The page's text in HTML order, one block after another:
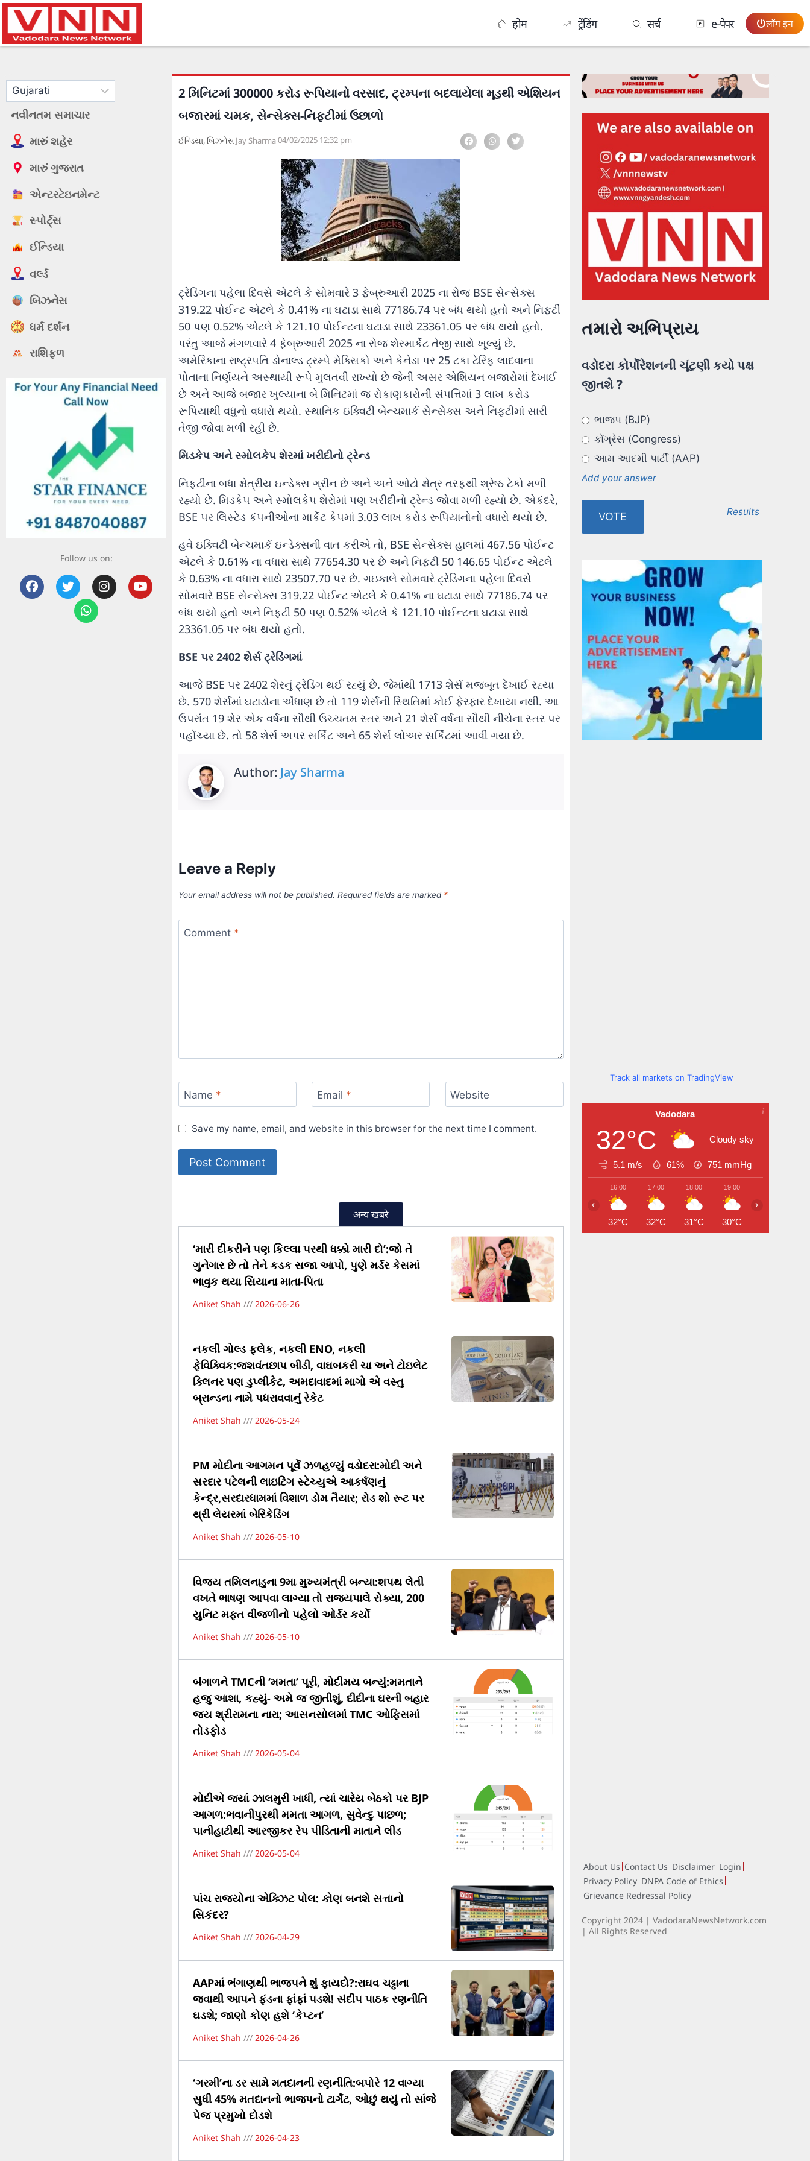
होम ट्रेंडिंग सर्च e-पेपर लॉग इन
નવીનતમ સમાચાર
મારું શહેર
મારું ગુજરાત
એન્ટરટેઇનમેન્ટ
સ્પોર્ટ્સ
ઈન્ડિયા
વર્લ્ડ
બિઝનેસ
ધર્મ દર્શન
રાશિફળ
Follow us on:
2 મિનિટમાં 300000 કરોડ રૂપિયાનો વરસાદ, ટ્રમ્પના બદલાયેલા મૂડથી એશિયન
બજારમાં ચમક, સેન્સેક્સ-નિફ્ટીમાં ઉછાળો
ઈન્ડિયા,બિઝનેસ Jay Sharma04/02/2025 12:32 pm
ટ્રેડિંગના પહેલા દિવસે એટલે કે સોમવારે 3 ફેબ્રુઆરી 2025 ના રોજ BSE સેન્સેક્સ
319.22 પોઈન્ટ એટલે કે 0.41% ના ઘટાડા સાથે 77186.74 પર બંધ થયો હતો અને નિફ્ટી
50 પણ 0.52% એટલે કે 121.10 પોઈન્ટના ઘટાડા સાથે 23361.05 પર બંધ થયો હતો.
પરંતુ આજે મંગળવારે 4 ફેબ્રુઆરી 2025 ના રોજ શેરમાર્કેટ તેજી સાથે ખૂલ્યું છે.
અમેરિકાના રાષ્ટ્રપતિ ડોનાલ્ડ ટ્રમ્પે મેક્સિકો અને કેનેડા પર 25 ટકા ટેરિફ લાદવાના
પોતાના નિર્ણયને અસ્થાયી રૂપે મુલતવી રાખ્યો છે જેની અસર એશિયન બજારોમાં દેખાઈ
છે અને આજે બજાર ખુલ્યાના બે મિનિટમાં જ રોકાણકારોની સંપત્તિમાં 3 લાખ કરોડ
રૂપિયાથી વધુનો વધારો થયો. સ્થાનિક ઇક્વિટી બેન્ચમાર્ક સેન્સેક્સ અને નિફ્ટીમાં સારી
તેજી જોવા મળી રહી છે.
મિડકેપ અને સ્મોલકેપ શેરમાં ખરીદીનો ટ્રેન્ડ
નિફ્ટીના બધા ક્ષેત્રીય ઇન્ડેક્સ ગ્રીન છે અને અને ઓટો ક્ષેત્ર તરફથી શ્રેષ્ઠ ટેકો મળી
રહ્યો છે. મિડકેપ અને સ્મોલકેપ શેરોમાં પણ ખરીદીનો ટ્રેન્ડ જોવા મળી રહ્યો છે. એકંદરે,
BSE પર લિસ્ટેડ કંપનીઓના માર્કેટ કેપમાં 3.03 લાખ કરોડ રૂપિયાનોનો વધારો થયો છે.
હવે ઇક્વિટી બેન્ચમાર્ક ઇન્ડેક્સની વાત કરીએ તો, BSE સેન્સેક્સ હાલમાં 467.56 પોઈન્ટ
એટલે કે 0.61% ના વધારા સાથે 77654.30 પર છે અને નિફ્ટી 50 146.65 પોઈન્ટ એટલે
કે 0.63% ના વધારા સાથે 23507.70 પર છે. ગઇકાલે સોમવારે ટ્રેડિંગના પહેલા દિવસે
સોમવારે BSE સેન્સેક્સ 319.22 પોઈન્ટ એટલે કે 0.41% ના ઘટાડા સાથે 77186.74 પર
બંધ થયો હતો અને નિફ્ટી 50 પણ 0.52% એટલે કે 121.10 પોઈન્ટના ઘટાડા સાથે
23361.05 પર બંધ થયો હતો.
BSE પર 2402 શેર્સ ટ્રેડિંગમાં
આજે BSE પર 2402 શેરનું ટ્રેડિંગ થઈ રહ્યું છે. જેમાંથી 1713 શેર્સ મજબૂત દેખાઈ રહ્યા
છે. 570 શેર્સમાં ઘટાડોના એંધાણ છે તો 119 શેર્સની સ્થિતિમાં કોઈ ફેરફાર દેખાયા નથી. આ
ઉપરાંત 19 શેર એક વર્ષના સૌથી ઉચ્ચતમ સ્તર અને 21 શેર્સ વર્ષના સૌથી નીચેના સ્તર પર
પહોંચ્યા છે. તો 58 શેર્સ અપર સર્કિટ અને 65 શેર્સ લોઅર સર્કિટમાં આવી ગયા છે.
Author: Jay Sharma
Leave a Reply
Your email address will not be published. Required fields are marked *
Comment *
Name * Email * Website
Save my name, email, and website in this browser for the next time I comment.
अन्य खबरे
‘મારી દીકરીને પણ કિલ્લા પરથી ધક્કો મારી દો’:જો તે
ગુનેગાર છે તો તેને કડક સજા આપો, પુણે મર્ડર કેસમાં
ભાવુક થયા સિયાના માતા-પિતા
Aniket Shah 2026-06-26
નકલી ગોલ્ડ ફ્લેક, નકલી ENO, નકલી
ફેવિક્વિક:જશવંતછાપ બીડી, વાઘબકરી ચા અને ટોઇલેટ
ક્લિનર પણ ડુપ્લીકેટ, અમદાવાદમાં માગો એ વસ્તુ
બ્રાન્ડના નામે પધરાવવાનું રેકેટ
Aniket Shah 2026-05-24
PM મોદીના આગમન પૂર્વે ઝળહળ્યું વડોદરા:મોદી અને
સરદાર પટેલની લાઇટિંગ સ્ટેચ્યુએ આકર્ષણનું
કેન્દ્ર,સરદારધામમાં વિશાળ ડોમ તૈયાર; રોડ શો રૂટ પર
થ્રી લેયરમાં બેરિકેડિંગ
Aniket Shah 2026-05-10
વિજય તમિલનાડુના 9મા મુખ્યમંત્રી બન્યા:શપથ લેતી
વખતે ભાષણ આપવા લાગ્યા તો રાજ્યપાલે રોક્યા, 200
યુનિટ મફત વીજળીનો પહેલો ઓર્ડર કર્યો
Aniket Shah 2026-05-10
બંગાળને TMCની ‘મમતા’ પૂરી, મોદીમય બન્યું:મમતાને
હજુ આશા, કહ્યું- અમે જ જીતીશું, દીદીના ઘરની બહાર
જય શ્રીરામના નારા; આસનસોલમાં TMC ઓફિસમાં
તોડફોડ
Aniket Shah 2026-05-04
મોદીએ જ્યાં ઝાલમુરી ખાધી, ત્યાં ચારેય બેઠકો પર BJP
આગળ:ભવાનીપુરથી મમતા આગળ, સુવેન્દુ પાછળ;
પાનીહાટીથી આરજીકર રેપ પીડિતાની માતાને લીડ
Aniket Shah 2026-05-04
પાંચ રાજ્યોના એક્ઝિટ પોલ: કોણ બનશે સત્તાનો
સિકંદર?
Aniket Shah 2026-04-29
AAPમાં ભંગાણથી ભાજપને શું ફાયદો?:રાઘવ ચઢ્ઢાના
જવાથી આપને ફંડના ફાંફાં પડશે! સંદીપ પાઠક રણનીતિ
ઘડશે; જાણો કોણ હશે ‘કેપ્ટન’
Aniket Shah 2026-04-26
‘ગરમી’ના ડર સામે મતદાનની રણનીતિ:બપોરે 12 વાગ્યા
સુધી 45% મતદાનનો ભાજપનો ટાર્ગેટ, ઓછું થયું તો સાંજે
પેજ પ્રમુખો દોડશે
Aniket Shah 2026-04-23
તમારો અભિપ્રાય
વડોદરા કોર્પોરેશનની ચૂંટણી કયો પક્ષ
જીતશે ?
ભાજપ (BJP)
કોંગ્રેસ (Congress)
આમ આદમી પાર્ટી (AAP)
Add your answer
Results
Track all markets on TradingView
Vadodara
32°C Cloudy sky
5.1 m/s 61% 751 mmHg
16:00
32°C
17:00
32°C
18:00
31°C
19:00
30°C
‹ ›
About Us Contact Us Disclaimer Login
Privacy Policy DNPA Code of Ethics
Grievance Redressal Policy
Copyright 2024 | VadodaraNewsNetwork.com
| All Rights Reserved